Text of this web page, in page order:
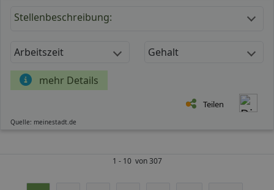
Stellenbeschreibung:
Arbeitszeit Gehalt
mehr Details
Teilen
Quelle: meinestadt.de
1 - 10 von 307